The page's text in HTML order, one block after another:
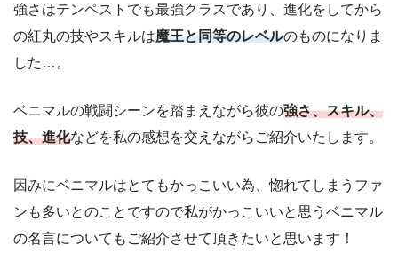
強さはテンペストでも最強クラスであり、進化をしてから
の紅丸の技やスキルは魔王と同等のレベルのものになりま
した…。
ベニマルの戦闘シーンを踏まえながら彼の強さ、スキル、
技、進化などを私の感想を交えながらご紹介いたします。
因みにベニマルはとてもかっこいい為、惚れてしまうファ
ンも多いとのことですので私がかっこいいと思うベニマル
の名言についてもご紹介させて頂きたいと思います！